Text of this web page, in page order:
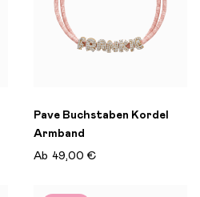
Pave Buchstaben Kordel
Armband
Ab 49,00 €